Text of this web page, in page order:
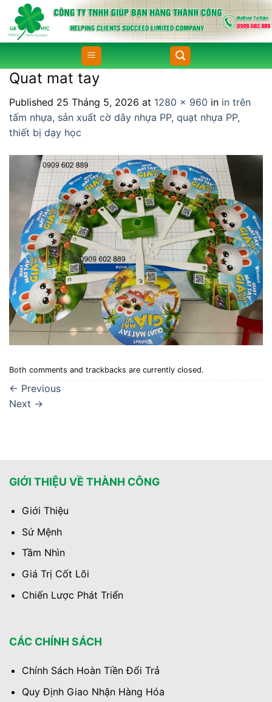
Skip
content
Quat mat tay
Published 25 Tháng 5, 2026 at 1280 × 960 in in trên
tấm nhựa, sản xuất cờ dây nhựa PP, quạt nhựa PP,
thiết bị dạy học
Both comments and trackbacks are currently closed.
← Previous
Next →
GIỚI THIỆU VỀ THÀNH CÔNG
Giới Thiệu
Sứ Mệnh
Tầm Nhìn
Giá Trị Cốt Lõi
Chiến Lược Phát Triển
CÁC CHÍNH SÁCH
Chính Sách Hoàn Tiền Đổi Trả
Quy Định Giao Nhận Hàng Hóa